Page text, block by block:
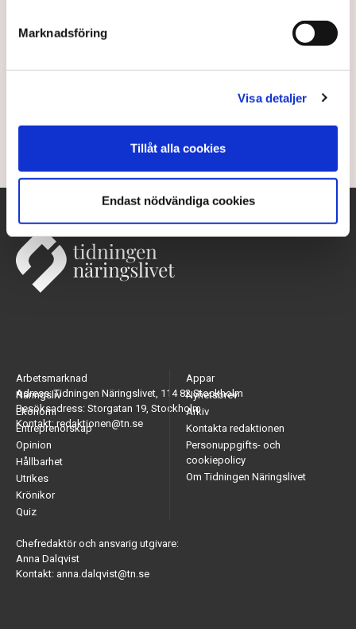
Marknadsföring
Visa detaljer
Tillåt alla cookies
Endast nödvändiga cookies
Färre utsatta områden – men
hög problemnivå
Adress: Tidningen Näringslivet, 114 82 Stockholm
Besöksadress: Storgatan 19, Stockholm
Kontakt: redaktionen@tn.se
Arbetsmarknad
Näringsliv
Ekonomi
Entreprenörskap
Opinion
Hållbarhet
Utrikes
Krönikor
Quiz
Appar
Nyhetsbrev
Arkiv
Kontakta redaktionen
Personuppgifts- och
cookiepolicy
Om Tidningen Näringslivet
Chefredaktör och ansvarig utgivare:
Anna Dalqvist
Kontakt: anna.dalqvist@tn.se